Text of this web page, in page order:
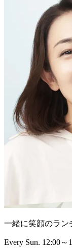
一緒に笑顔のラン
Every Sun. 12:00～